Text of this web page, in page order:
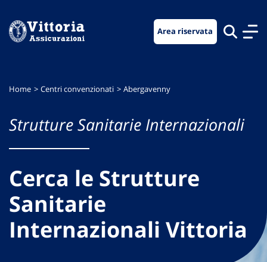
menu
contenuto
footer
Area riservata
Home Centri convenzionati Abergavenny
Strutture Sanitarie Internazionali
Cerca le Strutture
Sanitarie
Internazionali Vittoria